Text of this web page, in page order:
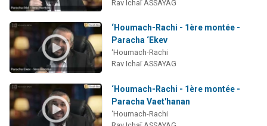
Rav Ichaï ASSAYAG
‘Houmach-Rachi - 1ère montée -
Paracha ‘Ekev
‘Houmach-Rachi
Rav Ichaï ASSAYAG
‘Houmach-Rachi - 1ère montée -
Paracha Vaet'hanan
‘Houmach-Rachi